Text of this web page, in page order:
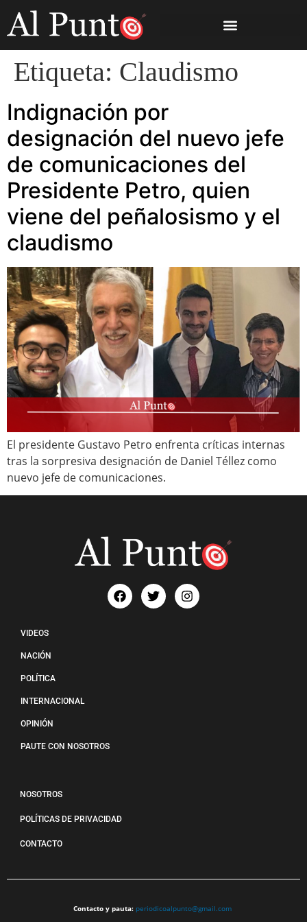
Etiqueta: Claudismo
Indignación por
designación del nuevo jefe
de comunicaciones del
Presidente Petro, quien
viene del peñalosismo y el
claudismo
El presidente Gustavo Petro enfrenta críticas internas
tras la sorpresiva designación de Daniel Téllez como
nuevo jefe de comunicaciones.
VIDEOS
NACIÓN
POLÍTICA
INTERNACIONAL
OPINIÓN
PAUTE CON NOSOTROS
NOSOTROS
POLÍTICAS DE PRIVACIDAD
CONTACTO
Contacto y pauta: periodicoalpunto@gmail.com